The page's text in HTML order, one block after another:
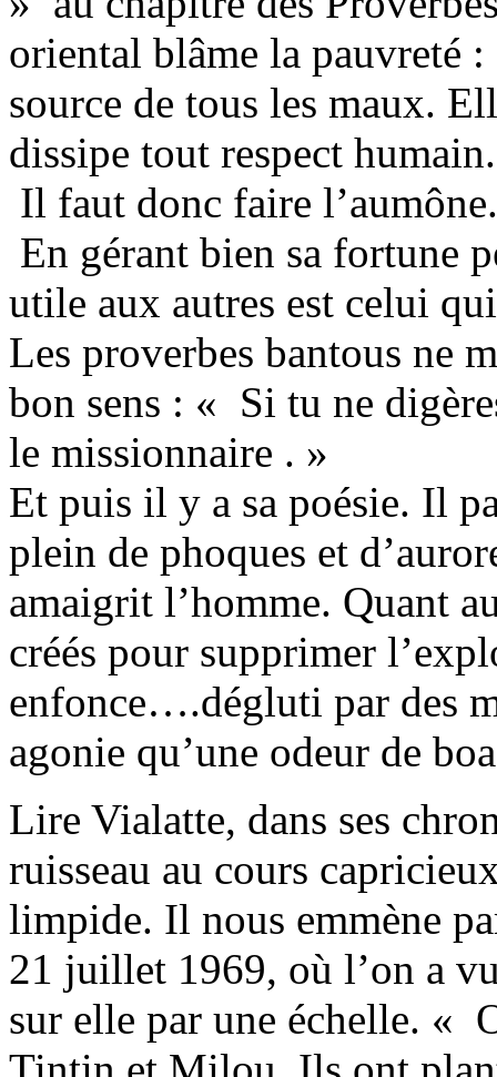
oriental blâme la pauvreté
source de tous les maux.
dissipe tout respect
Il faut donc faire
En gérant bien sa fortune
utile aux autres est celui
Les proverbes bantous ne
bon sens : « Si tu ne
le missionnaire . »
Et puis il y a sa poésie. Il
plein de phoques et
amaigrit l’homme. Quant
créés pour supprimer
enfonce….dégluti par des
agonie qu’une odeur de
Lire Vialatte, dans ses
ruisseau au cours
limpide. Il nous emmène
21 juillet 1969, où l’on a
sur elle par une échelle. «